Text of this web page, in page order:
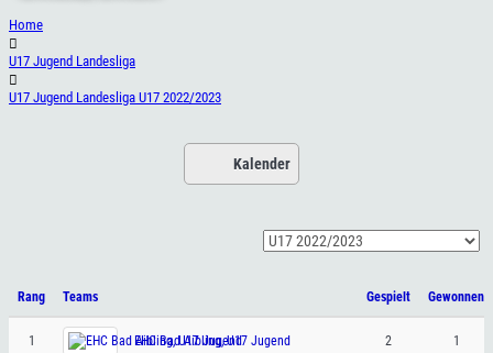
Home
U17 Jugend Landesliga
U17 Jugend Landesliga U17 2022/2023
Kalender
Rang Teams Gespielt Gewonnen
1 EHC Bad Aibling, U17 Jugend 2 1